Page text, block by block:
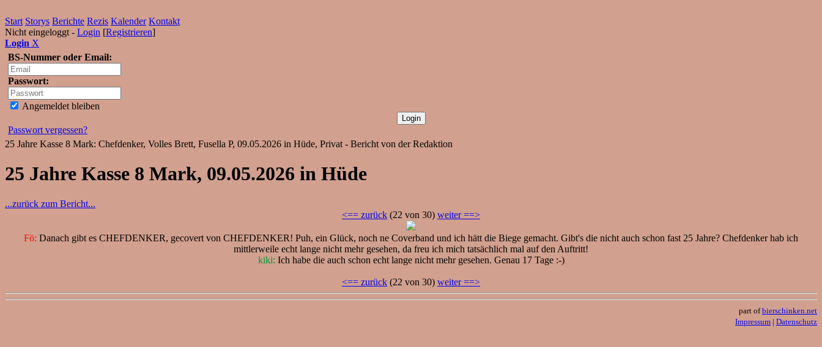
Start Storys Berichte Rezis Kalender Kontakt
Nicht eingeloggt - Login [Registrieren]
Login X
BS-Nummer oder Email:
Passwort:
Angemeldet bleiben
Passwort vergessen?
25 Jahre Kasse 8 Mark: Chefdenker, Volles Brett, Fusella P, 09.05.2026 in Hüde, Privat - Bericht von der Redaktion
25 Jahre Kasse 8 Mark, 09.05.2026 in Hüde
...zurück zum Bericht...
<== zurück (22 von 30) weiter ==>
Fö: Danach gibt es CHEFDENKER, gecovert von CHEFDENKER! Puh, ein Glück, noch ne Coverband und ich hätt die Biege gemacht. Gibt's die nicht auch schon fast 25 Jahre? Chefdenker hab ich
mittlerweile echt lange nicht mehr gesehen, da freu ich mich tatsächlich mal auf den Auftritt!
kiki: Ich habe die auch schon echt lange nicht mehr gesehen. Genau 17 Tage :-)
<== zurück (22 von 30) weiter ==>
part ofbierschinken.net
Impressum | Datenschutz